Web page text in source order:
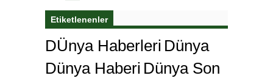
Etiketlenenler
DÜnya Haberleri Dünya
Dünya Haberi Dünya Son